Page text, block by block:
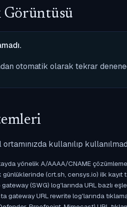
Görüntüsü
otomatik olarak tekrar
kullanılıp
yönelik A/AAAA/CNAME
günlüklerinde (crt.sh, censys.io) ilk
(SWG) log'larında URL bazlı
gateway URL rewrite log'larında